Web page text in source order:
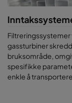
gassturbiner
bruksområde,
spesifikke
enkle å